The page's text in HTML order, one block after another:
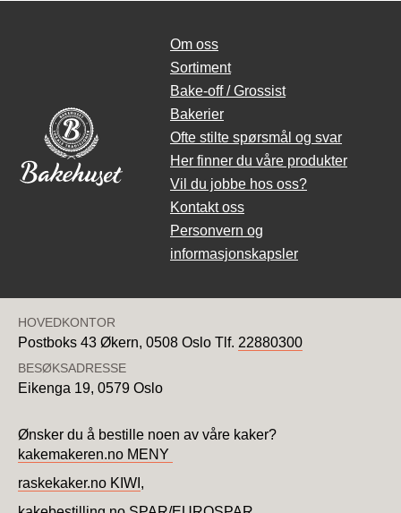
Om oss
Sortiment
Bake-off / Grossist
Bakerier
Ofte stilte spørsmål og svar
Her finner du våre produkter
Vil du jobbe hos oss?
Kontakt oss
Personvern og
informasjonskapsler
HOVEDKONTOR
Postboks 43 Økern, 0508 Oslo Tlf. 22880300
BESØKSADRESSE
Eikenga 19, 0579 Oslo
Ønsker du å bestille noen av våre kaker?
kakemakeren.no MENY
raskekaker.no KIWI ,